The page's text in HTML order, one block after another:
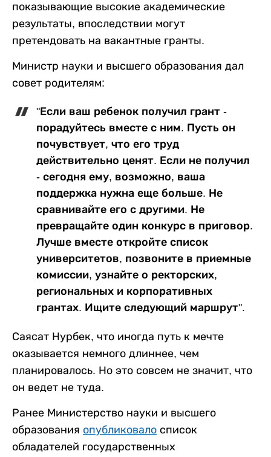
показывающие высокие академические
результаты, впоследствии могут
претендовать на вакантные гранты.
Министр науки и высшего образования дал
совет родителям:
"Если ваш ребенок получил грант -
порадуйтесь вместе с ним. Пусть он
почувствует, что его труд
действительно ценят. Если не получил
- сегодня ему, возможно, ваша
поддержка нужна еще больше. Не
сравнивайте его с другими. Не
превращайте один конкурс в приговор.
Лучше вместе откройте список
университетов, позвоните в приемные
комиссии, узнайте о ректорских,
региональных и корпоративных
грантах. Ищите следующий маршрут".
Саясат Нурбек, что иногда путь к мечте
оказывается немного длиннее, чем
планировалось. Но это совсем не значит, что
он ведет не туда.
Ранее Министерство науки и высшего
образования опубликовало список
обладателей государственных